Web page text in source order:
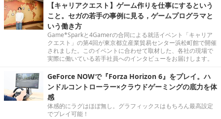
【キャリアクエスト】ゲーム作りを仕事にするという
こと。セガの若手の事例に見る，ゲームプログラマと
いう働き方
Game*Sparkと4Gamerの合同による就活イベント「キャリア
クエスト」の第4回が東京都立産業貿易センター浜松町館で開催
されました。このイベントに合わせて取材した、各社の現場で
実際に働いている若手社員へのインタビューをお届けします。
GeForce NOWで『Forza Horizon 6』をプレイ。ハ
ンドルコントローラー×クラウドゲーミングの底力を体
感
体感的にラグはほぼ無し。グラフィックスはもちろん最高設定
でプレイ可能！